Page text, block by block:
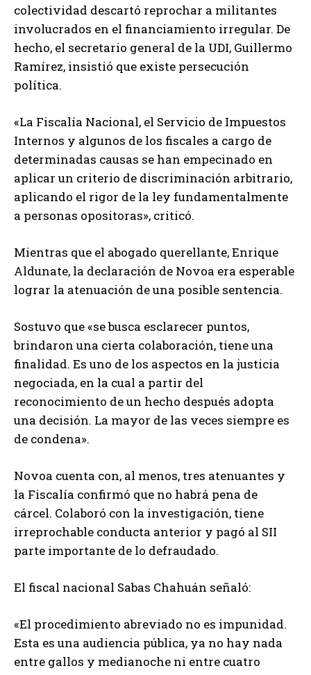
colectividad descartó reprochar a militantes
involucrados en el financiamiento irregular. De
hecho, el secretario general de la UDI, Guillermo
Ramírez, insistió que existe persecución
política.
«La Fiscalía Nacional, el Servicio de Impuestos
Internos y algunos de los fiscales a cargo de
determinadas causas se han empecinado en
aplicar un criterio de discriminación arbitrario,
aplicando el rigor de la ley fundamentalmente
a personas opositoras», criticó.
Mientras que el abogado querellante, Enrique
Aldunate, la declaración de Novoa era esperable
lograr la atenuación de una posible sentencia.
Sostuvo que «se busca esclarecer puntos,
brindaron una cierta colaboración, tiene una
finalidad. Es uno de los aspectos en la justicia
negociada, en la cual a partir del
reconocimiento de un hecho después adopta
una decisión. La mayor de las veces siempre es
de condena».
Novoa cuenta con, al menos, tres atenuantes y
la Fiscalía confirmó que no habrá pena de
cárcel. Colaboró con la investigación, tiene
irreprochable conducta anterior y pagó al SII
parte importante de lo defraudado.
El fiscal nacional Sabas Chahuán señaló:
«El procedimiento abreviado no es impunidad.
Esta es una audiencia pública, ya no hay nada
entre gallos y medianoche ni entre cuatro